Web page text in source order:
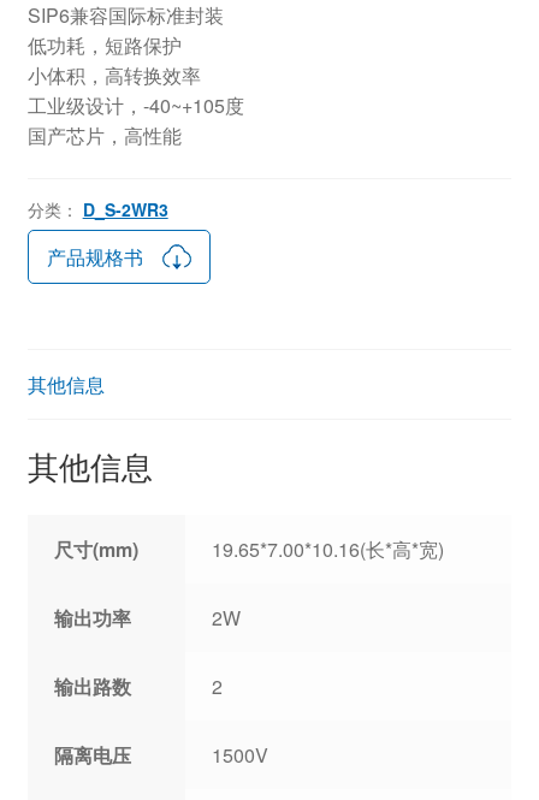
SIP6兼容国际标准封装
低功耗，短路保护
小体积，高转换效率
工业级设计，-40~+105度
国产芯片，高性能
分类： D_S-2WR3
产品规格书
其他信息
其他信息
尺寸(mm) 19.65*7.00*10.16(长*高*宽)
输出功率 2W
输出路数 2
隔离电压 1500V